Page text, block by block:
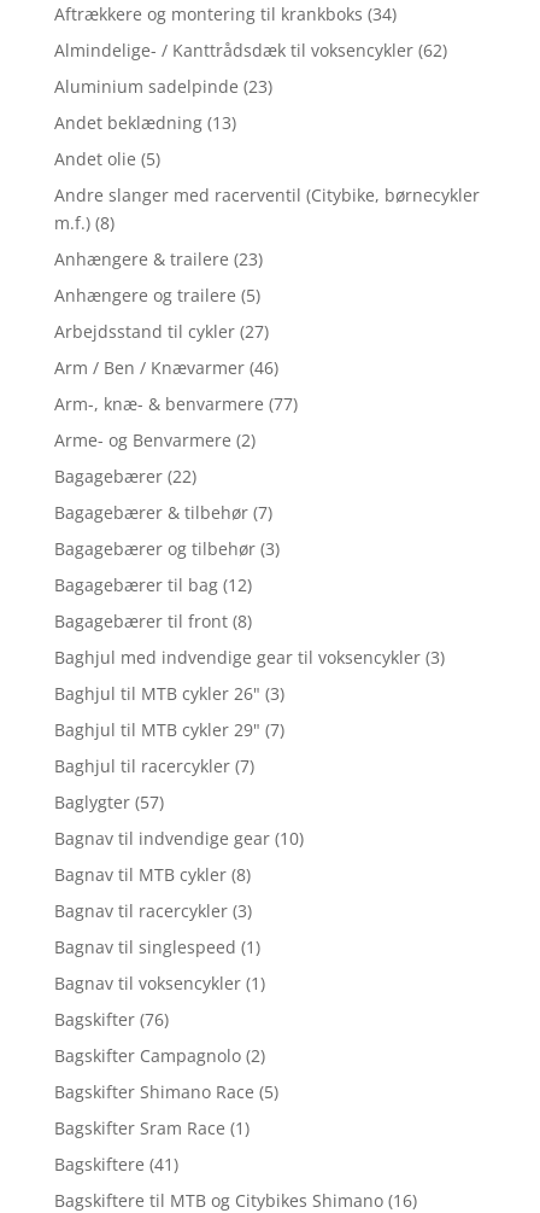
Aftrækkere og montering til krankboks (34)
Almindelige- / Kanttrådsdæk til voksencykler (62)
Aluminium sadelpinde (23)
Andet beklædning (13)
Andet olie (5)
Andre slanger med racerventil (Citybike, børnecykler
m.f.) (8)
Anhængere & trailere (23)
Anhængere og trailere (5)
Arbejdsstand til cykler (27)
Arm / Ben / Knævarmer (46)
Arm-, knæ- & benvarmere (77)
Arme- og Benvarmere (2)
Bagagebærer (22)
Bagagebærer & tilbehør (7)
Bagagebærer og tilbehør (3)
Bagagebærer til bag (12)
Bagagebærer til front (8)
Baghjul med indvendige gear til voksencykler (3)
Baghjul til MTB cykler 26" (3)
Baghjul til MTB cykler 29" (7)
Baghjul til racercykler (7)
Baglygter (57)
Bagnav til indvendige gear (10)
Bagnav til MTB cykler (8)
Bagnav til racercykler (3)
Bagnav til singlespeed (1)
Bagnav til voksencykler (1)
Bagskifter (76)
Bagskifter Campagnolo (2)
Bagskifter Shimano Race (5)
Bagskifter Sram Race (1)
Bagskiftere (41)
Bagskiftere til MTB og Citybikes Shimano (16)